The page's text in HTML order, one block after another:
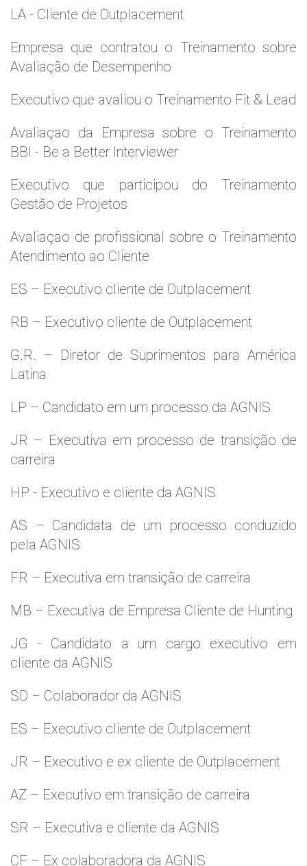
LA - Cliente de Outplacement
Empresa que contratou o Treinamento sobre
Avaliação de Desempenho
Executivo que avaliou o Treinamento Fit & Lead
Avaliaçao da Empresa sobre o Treinamento
BBI - Be a Better Interviewer
Executivo que participou do Treinamento
Gestão de Projetos
Avaliaçao de profissional sobre o Treinamento
Atendimento ao Cliente
ES – Executivo cliente de Outplacement
RB – Executivo cliente de Outplacement
G.R. – Diretor de Suprimentos para América
Latina
LP – Candidato em um processo da AGNIS
JR – Executiva em processo de transição de
carreira
HP - Executivo e cliente da AGNIS
AS – Candidata de um processo conduzido
pela AGNIS
FR – Executiva em transição de carreira
MB – Executiva de Empresa Cliente de Hunting
JG - Candidato a um cargo executivo em
cliente da AGNIS
SD – Colaborador da AGNIS
ES – Executivo cliente de Outplacement
JR – Executivo e ex cliente de Outplacement
AZ – Executivo em transição de carreira
SR – Executiva e cliente da AGNIS
CF – Ex colaboradora da AGNIS